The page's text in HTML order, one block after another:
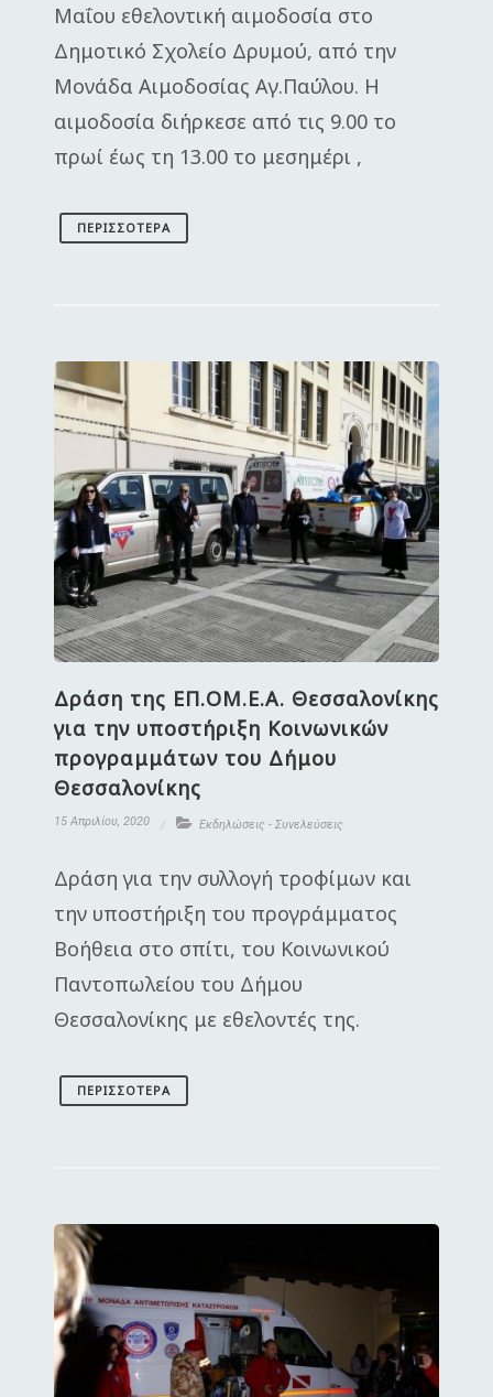
Μαΐου εθελοντική αιμοδοσία στο
Δημοτικό Σχολείο Δρυμού, από την
Μονάδα Αιμοδοσίας Αγ.Παύλου. Η
αιμοδοσία διήρκεσε από τις 9.00 το
πρωί έως τη 13.00 το μεσημέρι ,
ΠΕΡΙΣΣΌΤΕΡΑ
Δράση της ΕΠ.ΟΜ.Ε.Α. Θεσσαλονίκης
για την υποστήριξη Κοινωνικών
προγραμμάτων του Δήμου
Θεσσαλονίκης
15 Απριλίου, 2020 Εκδηλώσεις - Συνελεύσεις
Δράση για την συλλογή τροφίμων και
την υποστήριξη του προγράμματος
Βοήθεια στο σπίτι, του Κοινωνικού
Παντοπωλείου του Δήμου
Θεσσαλονίκης με εθελοντές της.
ΠΕΡΙΣΣΌΤΕΡΑ